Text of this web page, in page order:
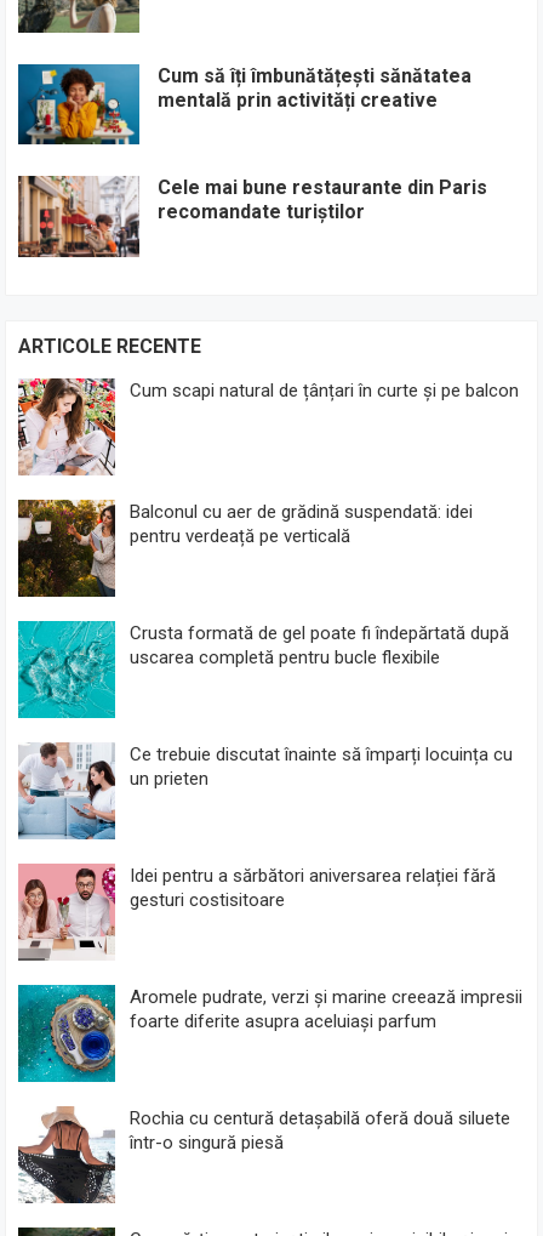
Cum să îți îmbunătățești sănătatea
mentală prin activități creative
Cele mai bune restaurante din Paris
recomandate turiștilor
ARTICOLE RECENTE
Cum scapi natural de țânțari în curte și pe balcon
Balconul cu aer de grădină suspendată: idei
pentru verdeață pe verticală
Crusta formată de gel poate fi îndepărtată după
uscarea completă pentru bucle flexibile
Ce trebuie discutat înainte să împarți locuința cu
un prieten
Idei pentru a sărbători aniversarea relației fără
gesturi costisitoare
Aromele pudrate, verzi și marine creează impresii
foarte diferite asupra aceluiași parfum
Rochia cu centură detașabilă oferă două siluete
într-o singură piesă